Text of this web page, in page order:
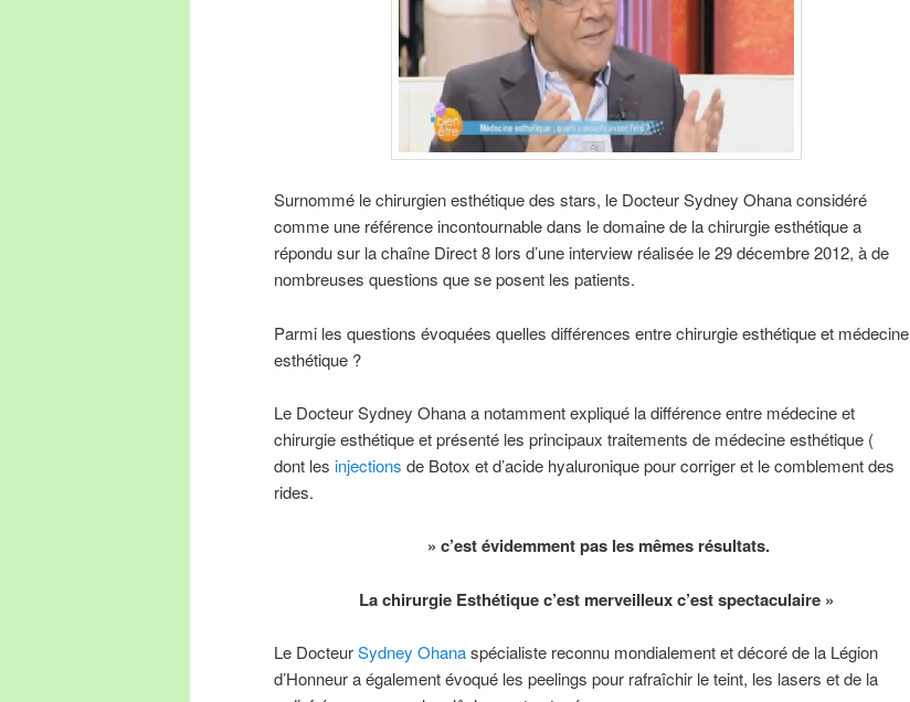
Surnommé le chirurgien esthétique des stars, le Docteur Sydney Ohana considéré
comme une référence incontournable dans le domaine de la chirurgie esthétique a
répondu sur la chaîne Direct 8 lors d’une interview réalisée le 29 décembre 2012, à de
nombreuses questions que se posent les patients.
Parmi les questions évoquées quelles différences entre chirurgie esthétique et médecine
esthétique ?
Le Docteur Sydney Ohana a notamment expliqué la différence entre médecine et
chirurgie esthétique et présenté les principaux traitements de médecine esthétique (
dont les injections de Botox et d’acide hyaluronique pour corriger et le comblement des
rides.
» c’est évidemment pas les mêmes résultats.
La chirurgie Esthétique c’est merveilleux c’est spectaculaire »
Le DocteurSydney Ohanaspécialiste reconnu mondialement et décoré de la Légion
d’Honneur a également évoqué les peelings pour rafraîchir le teint, les lasers et de la